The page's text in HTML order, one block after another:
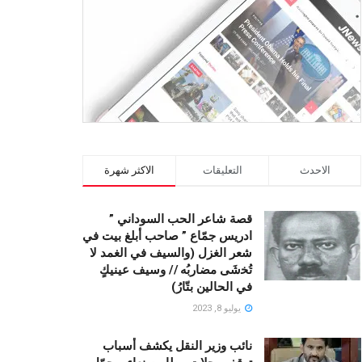
الاكثر شهرة التعليقات الاحدث
قصة شاعر الحب السوداني ”
ادريس جمّاع ” صاحب أبلغ بيت في
شعر الغزل (وﺍﻟﺴﻴﻒ ﻓﻲ الغمد ﻻ
ﺗُﺨشَى مضاربُه // ﻭﺳﻴﻒ ﻋﻴﻨﻴﻚٍ
ﻓﻲ ﺍﻟﺤﺎﻟﻴﻦ ﺑﺘّﺎﺭُ)
يوليو 8, 2023
نائب وزير النقل يكشف أسباب